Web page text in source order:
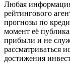
Любая
рейтингового
прогнозы по
момент её
прибыли и не
рассматриваться
достижения